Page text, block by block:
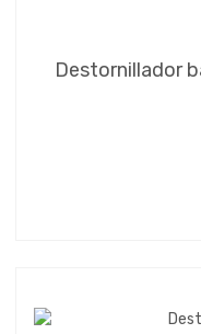
Destornillador